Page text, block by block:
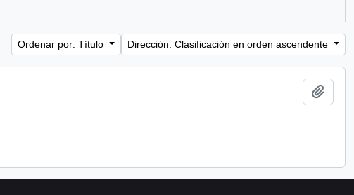
Ordenar por: Título Dirección: Clasificación en orden ascendente